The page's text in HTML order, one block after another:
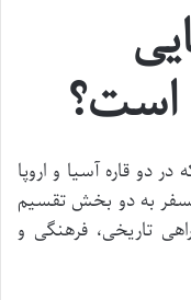
است؟
دو قاره آسیا و اروپا
به دو بخش تقسیم
تاریخی، فرهنگی و